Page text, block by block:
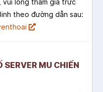
vui lòng tham gia trực
theo đường dẫn sau:
SERVER MU CHIẾN